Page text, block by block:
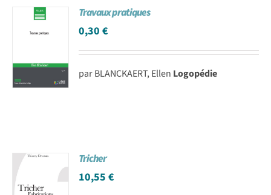
Achat en ligne
Panier WooCommerce
Travaux pratiques
0,30€
par BLANCKAERT, Ellen Logopédie
Tricher
10,55€